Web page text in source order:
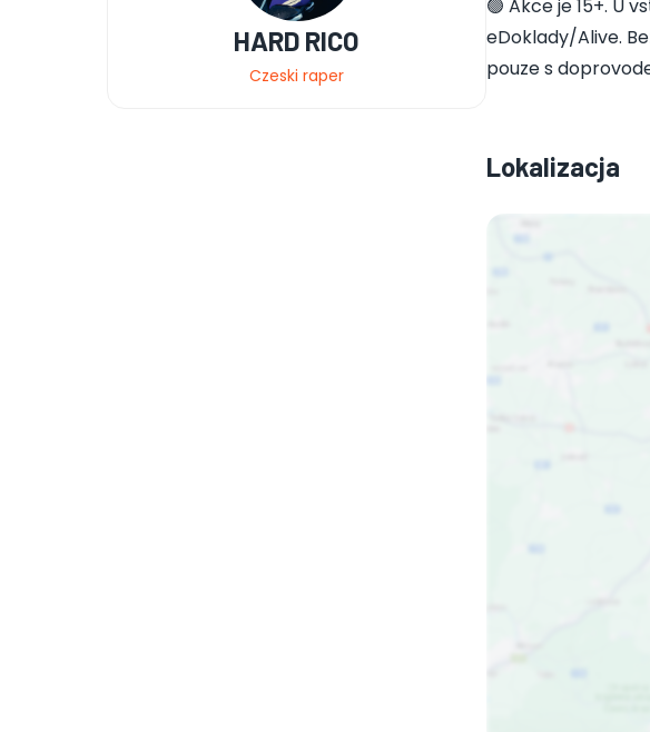
HARD RICO
Czeski raper
🟢 Akce je 15+. U
eDoklady/Alive.
pouze s
Lokalizacja